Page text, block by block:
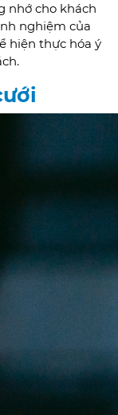
nhớ cho khách
nghiệm của
hiện thực hóa ý